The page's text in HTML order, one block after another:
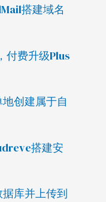
搭建域名
付费升级Plus
创建属于自
搭建安
库并上传到